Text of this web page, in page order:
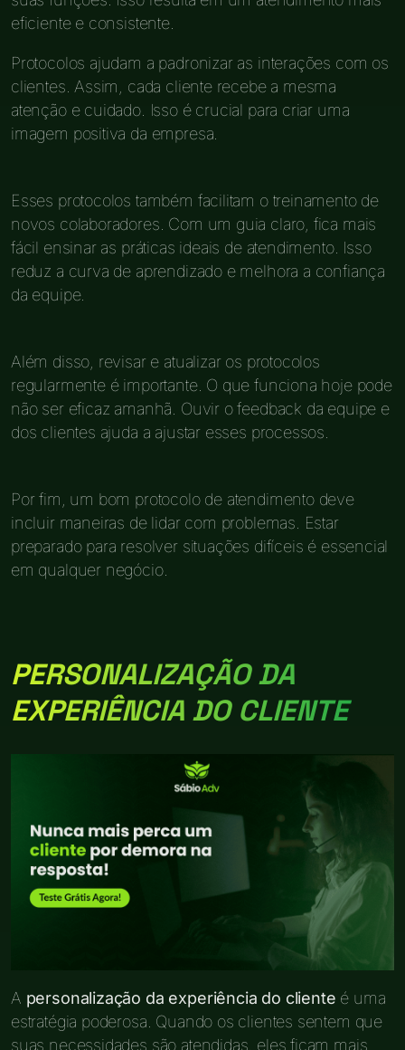
eficiente e consistente.
Protocolos ajudam a padronizar as interações com os
clientes. Assim, cada cliente recebe a mesma
atenção e cuidado. Isso é crucial para criar uma
imagem positiva da empresa.
Esses protocolos também facilitam o treinamento de
novos colaboradores. Com um guia claro, fica mais
fácil ensinar as práticas ideais de atendimento. Isso
reduz a curva de aprendizado e melhora a confiança
da equipe.
Além disso, revisar e atualizar os protocolos
regularmente é importante. O que funciona hoje pode
não ser eficaz amanhã. Ouvir o feedback da equipe e
dos clientes ajuda a ajustar esses processos.
Por fim, um bom protocolo de atendimento deve
incluir maneiras de lidar com problemas. Estar
preparado para resolver situações difíceis é essencial
em qualquer negócio.
PERSONALIZAÇÃO DA
EXPERIÊNCIA DO CLIENTE
A personalização da experiência do cliente é uma
estratégia poderosa. Quando os clientes sentem que
suas necessidades são atendidas, eles ficam mais